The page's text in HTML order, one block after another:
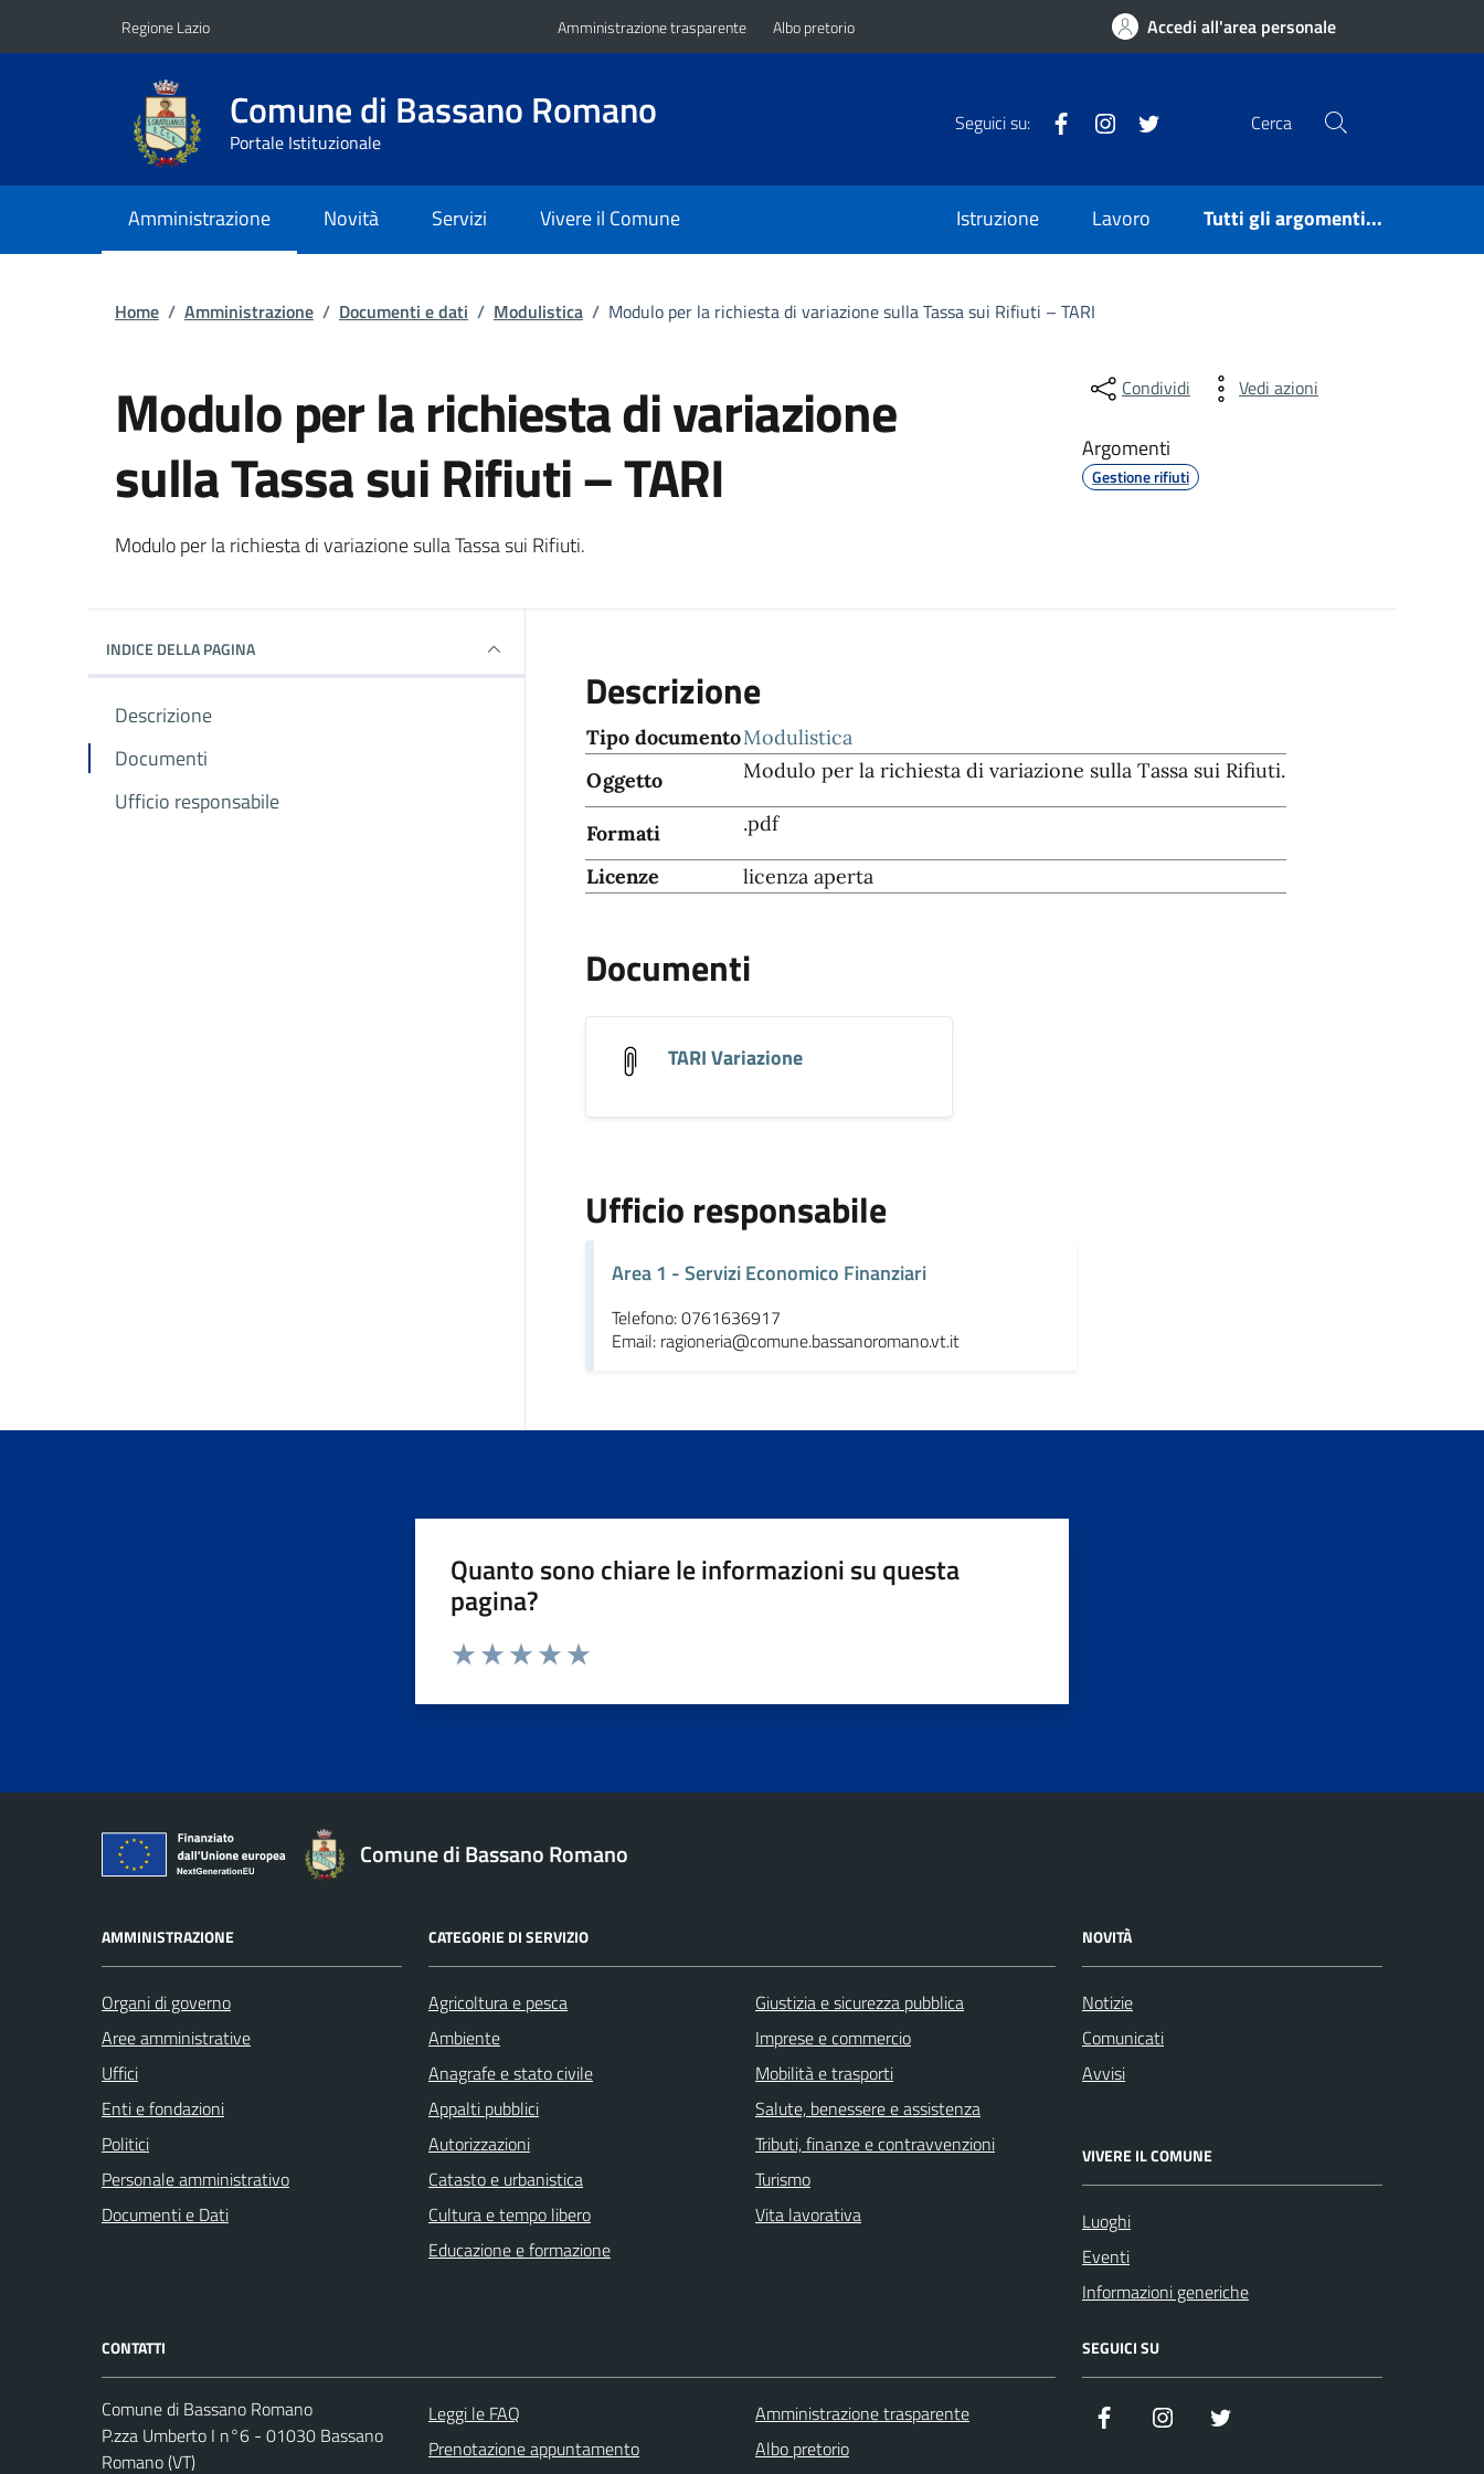
Regione Lazio Amministrazione trasparente Albo pretorio Accedi all'area personale
Comune di Bassano Romano
Portale Istituzionale
Seguici su: FacebookInstagram Cerca
Amministrazione Novità Servizi Vivere il Comune Istruzione Lavoro Tutti gli argomenti...
Home / Amministrazione / Documenti e dati / Modulistica / Modulo per la richiesta di variazione sulla Tassa sui Rifiuti – TARI
Modulo per la richiesta di variazione
sulla Tassa sui Rifiuti – TARI
Dettagli del documento
Modulo per la richiesta di variazione sulla Tassa sui Rifiuti.
Condividi Vedi azioni
Argomenti
Gestione rifiuti
INDICE DELLA PAGINA
Descrizione
Documenti
Ufficio responsabile
Descrizione
Tipo documentoModulistica
Oggetto
Modulo per la richiesta di variazione sulla Tassa sui Rifiuti.
Formati .pdf
Licenze licenza aperta
Documenti
TARI Variazione
Ufficio responsabile
Area 1 - Servizi Economico Finanziari
Telefono: 0761636917
Email: ragioneria@comune.bassanoromano.vt.it
Quanto sono chiare le informazioni su questa
pagina?
Valuta da 1 a 5 stelle la pagina
Comune di Bassano Romano
AMMINISTRAZIONE
Organi di governo
Aree amministrative
Uffici
Enti e fondazioni
Politici
Personale amministrativo
Documenti e Dati
CATEGORIE DI SERVIZIO
Agricoltura e pesca
Ambiente
Anagrafe e stato civile
Appalti pubblici
Autorizzazioni
Catasto e urbanistica
Cultura e tempo libero
Educazione e formazione
Giustizia e sicurezza pubblica
Imprese e commercio
Mobilità e trasporti
Salute, benessere e assistenza
Tributi, finanze e contravvenzioni
Turismo
Vita lavorativa
NOVITÀ
Notizie
Comunicati
Avvisi
VIVERE IL COMUNE
Luoghi
Eventi
Informazioni generiche
CONTATTI
Comune di Bassano Romano
P.zza Umberto I n°6 - 01030 Bassano
Romano (VT)
Leggi le FAQ
Prenotazione appuntamento
Amministrazione trasparente
Albo pretorio
SEGUICI SU
Facebook Instagram